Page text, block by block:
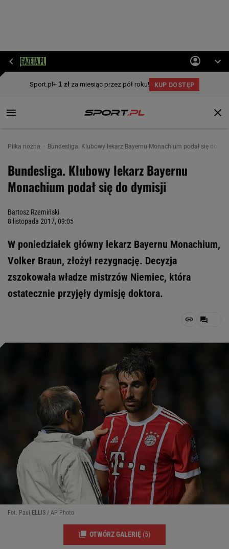
Piłka nożna Bundesliga. Klubowy lekarz Bayernu Monachium podał się do
Bundesliga. Klubowy lekarz Bayernu
Monachium podał się do dymisji
Bartosz Rzemiński
8 listopada 2017, 09:05
W poniedziałek główny lekarz Bayernu Monachium,
Volker Braun, złożył rezygnację. Decyzja
zszokowała władze mistrzów Niemiec, która
ostatecznie przyjęły dymisję doktora.
Fot. Paul ELLIS / AP Photo
OTWÓRZ GALERIĘ (5)